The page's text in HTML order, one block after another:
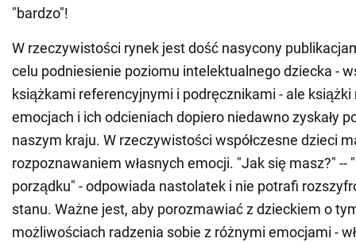
"bardzo"!
W rzeczywistości rynek jest dość nasycony
celu podniesienie poziomu intelektualnego dziecka -
książkami referencyjnymi i podręcznikami - ale
emocjach i ich odcieniach dopiero niedawno zyskały
naszym kraju. W rzeczywistości współczesne dzieci
rozpoznawaniem własnych emocji. "Jak się masz?" --
porządku" - odpowiada nastolatek i nie potrafi
stanu. Ważne jest, aby porozmawiać z dzieckiem o
możliwościach radzenia sobie z różnymi emocjami -